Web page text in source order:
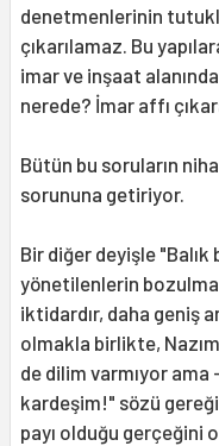
denetmenlerinin
çıkarılamaz. Bu
imar ve inşaat
nerede? İmar affı
Bütün bu soruların
sorununa getiriyor.
Bir diğer deyişle
yönetilenlerin
iktidardır, daha geniş
olmakla birlikte,
de dilim varmıyor
kardeşim!" sözü
payı olduğu gerçeğini